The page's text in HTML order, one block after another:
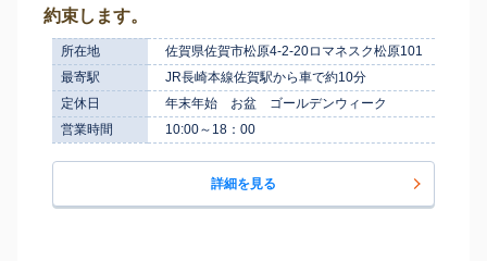
約束します。
所在地
佐賀県佐賀市松原4-2-20ロマネスク松原101
最寄駅
JR長崎本線佐賀駅から車で約10分
定休日
年末年始 お盆 ゴールデンウィーク
営業時間
10:00～18：00
詳細を見る